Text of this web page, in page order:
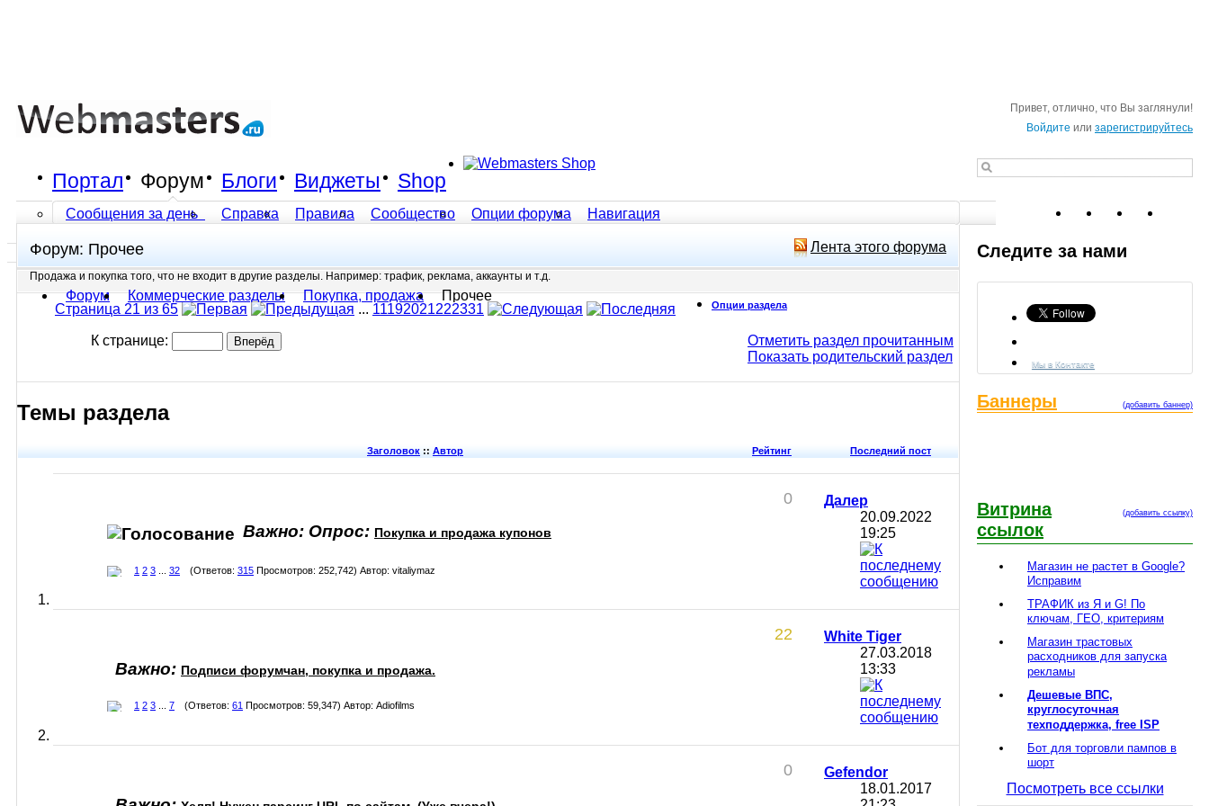
Привет, отлично, что Вы заглянули!
Войдите или зарегистрируйтесь
Портал Форум
Сообщения за день Справка Правила Сообщество Опции форума
Все разделы прочитаны
Навигация
Блоги Виджеты Shop
Форум Коммерческие разделы Покупка, продажа Прочее
Лента этого форума
Форум: Прочее
Продажа и покупка того, что не входит в другие разделы. Например: трафик, реклама, аккаунты и т.д.
Опции раздела
Отметить раздел прочитанным
Показать родительский раздел
Страница 21 из 65 ... 11192021222331
К странице:
Темы раздела
Заголовок :: Автор Рейтинг Последний пост
Важно: Опрос: Покупка и продажа купонов
1 2 3 32 (Ответов: 315 Просмотров: 252,742) Автор: vitaliymaz
0
Далер
20.09.2022
19:25
Важно: Подписи форумчан, покупка и продажа.
1 2 3 7 (Ответов: 61 Просмотров: 59,347) Автор: Adiofilms
22
White Tiger
27.03.2018
13:33
0
Gefendor
18.01.2017
Следите за нами
Мы в Контакте
(добавить баннер)
Баннеры
(добавить ссылку)
Витрина
ссылок
Магазин не растет в Google?
Исправим
ТРАФИК из Я и G! По
ключам, ГЕО, критериям
Магазин трастовых
расходников для запуска
рекламы
Дешевые ВПС,
круглосуточная
техподдержка, free ISP
Бот для торговли пампов в
шорт
Посмотреть все ссылки